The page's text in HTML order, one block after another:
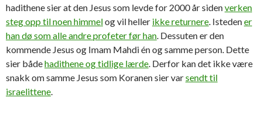
hadithene sier at den Jesus som levde for 2000 år sidenverken
steg opp til noen himmelog vil heller ikke returnere. Istedener
han dø som alle andre profeter før han. Dessuten er den
kommende Jesus og Imam Mahdi én og samme person. Dette
sier bådehadithene og tidlige lærde. Derfor kan det ikke være
snakk om samme Jesus som Koranen sier varsendt til
israelittene.